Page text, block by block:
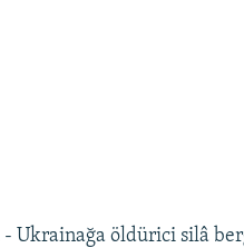
Ukrainağa öldürici silâ